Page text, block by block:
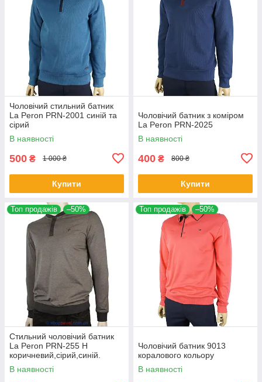
Чоловічий стильний батник
La Peron PRN-2001 синій та
сірий
В наявності
500 ₴ 1 000 ₴
Купити
Чоловічий батник з коміром
La Peron PRN-2025
В наявності
400 ₴ 800 ₴
Купити
Топ продажів –50%
Стильний чоловічий батник
La Peron PRN-255 H
коричневий,сірий,синій.
В наявності
Топ продажів –50%
Чоловічий батник 9013
коралового кольору
В наявності